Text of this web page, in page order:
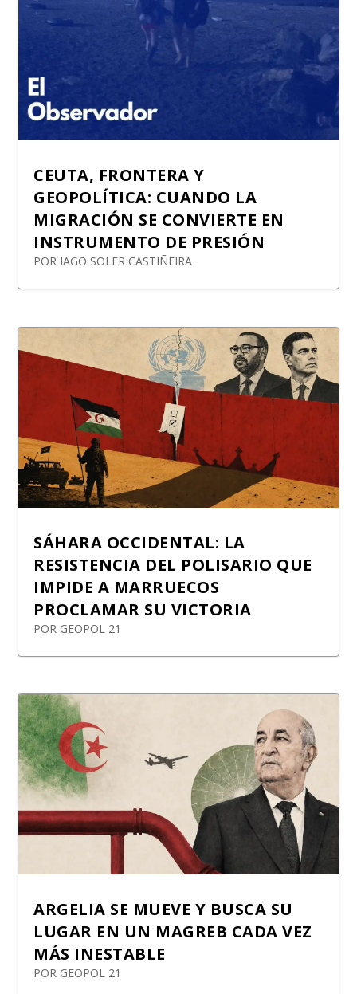
CEUTA, FRONTERA Y
GEOPOLÍTICA: CUANDO LA
MIGRACIÓN SE CONVIERTE EN
INSTRUMENTO DE PRESIÓN
POR IAGO SOLER CASTIÑEIRA
SÁHARA OCCIDENTAL: LA
RESISTENCIA DEL POLISARIO QUE
IMPIDE A MARRUECOS
PROCLAMAR SU VICTORIA
POR GEOPOL 21
ARGELIA SE MUEVE Y BUSCA SU
LUGAR EN UN MAGREB CADA VEZ
MÁS INESTABLE
POR GEOPOL 21